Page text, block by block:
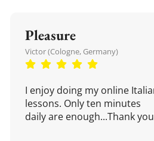
Pleasure
Victor (Cologne, Germany)
I enjoy doing my online
lessons. Only ten minutes
daily are enough...Thank